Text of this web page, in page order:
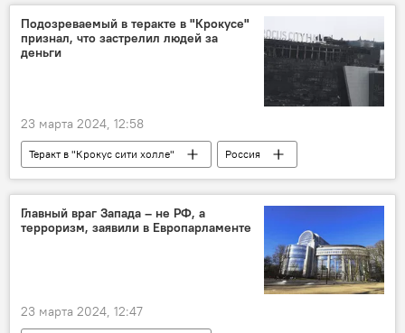
Госдума РФ
Подозреваемый в теракте в "Крокусе"
признал, что застрелил людей за
деньги
23 марта 2024, 12:58
Теракт в "Крокус сити холле"
Россия
Происшествия
теракт
Главный враг Запада – не РФ, а
терроризм, заявили в Европарламенте
23 марта 2024, 12:47